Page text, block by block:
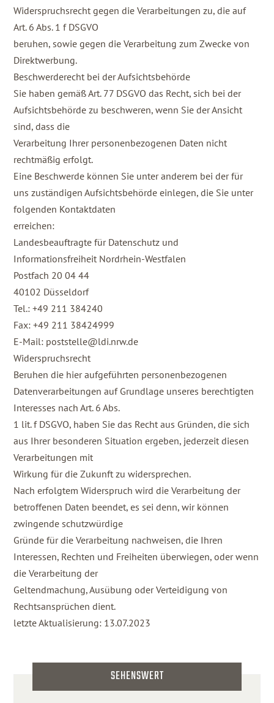
Widerspruchsrecht gegen die Verarbeitungen zu, die auf
Art. 6 Abs. 1 f DSGVO
beruhen, sowie gegen die Verarbeitung zum Zwecke von
Direktwerbung.
Beschwerderecht bei der Aufsichtsbehörde
Sie haben gemäß Art. 77 DSGVO das Recht, sich bei der
Aufsichtsbehörde zu beschweren, wenn Sie der Ansicht
sind, dass die
Verarbeitung Ihrer personenbezogenen Daten nicht
rechtmäßig erfolgt.
Eine Beschwerde können Sie unter anderem bei der für
uns zuständigen Aufsichtsbehörde einlegen, die Sie unter
folgenden Kontaktdaten
erreichen:
Landesbeauftragte für Datenschutz und
Informationsfreiheit Nordrhein-Westfalen
Postfach 20 04 44
40102 Düsseldorf
Tel.: +49 211 384240
Fax: +49 211 38424999
E-Mail: poststelle@ldi.nrw.de
Widerspruchsrecht
Beruhen die hier aufgeführten personenbezogenen
Datenverarbeitungen auf Grundlage unseres berechtigten
Interesses nach Art. 6 Abs.
1 lit. f DSGVO, haben Sie das Recht aus Gründen, die sich
aus Ihrer besonderen Situation ergeben, jederzeit diesen
Verarbeitungen mit
Wirkung für die Zukunft zu widersprechen.
Nach erfolgtem Widerspruch wird die Verarbeitung der
betroffenen Daten beendet, es sei denn, wir können
zwingende schutzwürdige
Gründe für die Verarbeitung nachweisen, die Ihren
Interessen, Rechten und Freiheiten überwiegen, oder wenn
die Verarbeitung der
Geltendmachung, Ausübung oder Verteidigung von
Rechtsansprüchen dient.
letzte Aktualisierung: 13.07.2023
SEHENSWERT